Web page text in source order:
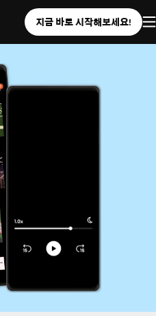
지금 바로 시작해보세요!